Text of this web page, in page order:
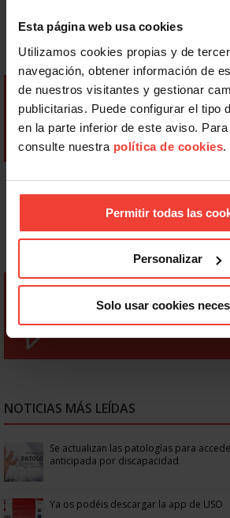
Esta página web usa cookies
Utilizamos cookies propias y de
navegación, obtener información de
de nuestros visitantes y gestionar
publicitarias. Puede configurar el tipo
en la parte inferior de este aviso.
consulte nuestra política de cookies.
Permitir todas las
Personalizar
Solo usar cookies
NOTICIAS MÁS LEÍDAS
Se actualizan las patologías para
anticipada por discapacidad
Ya os podéis descargar la app de USO